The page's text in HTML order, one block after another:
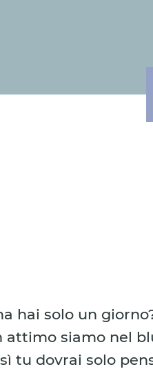
hai solo un
attimo siamo nel
tu dovrai solo